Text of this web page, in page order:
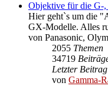
Objektive für die G-
Hier geht`s um die
GX-Modelle. Alles
von Panasonic,
2055 Themen
34719
Letzter Beitrag
von Gamma-